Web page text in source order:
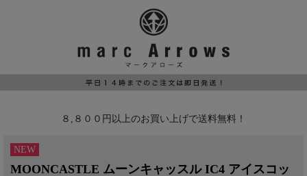
８,８００円以上のお買い上げで送料無料！
NEW
MOONCASTLE ムーンキャッスル IC4 アイスコッ